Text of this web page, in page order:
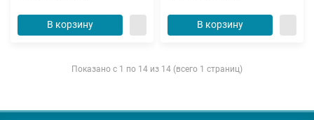
В корзину В корзину
Показано с 1 по 14 из 14 (всего 1 страниц)